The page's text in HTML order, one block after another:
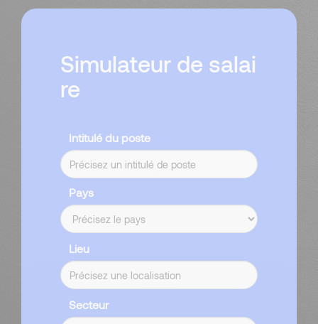
Simulateur de salai
re
Intitulé du poste
Pays
Lieu
Secteur